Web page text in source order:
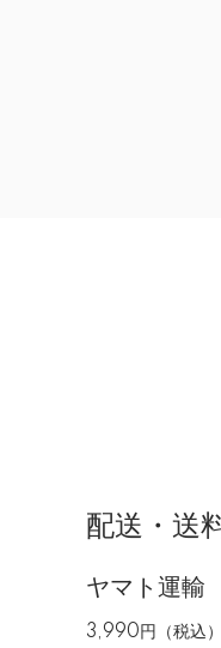
配送・送
ヤマト運輸
3,990円（税込